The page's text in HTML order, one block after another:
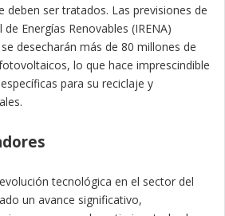
deben ser tratados. Las previsiones de
Energías Renovables (IRENA)
desecharán más de 80 millones de
lo que hace imprescindible
para su reciclaje y
tecnológica en el sector del
un avance significativo,